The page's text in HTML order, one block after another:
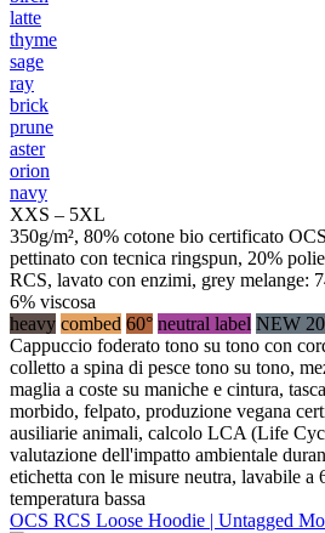
latte
thyme
sage
ray
brick
prune
aster
orion
navy
XXS – 5XL
350g/m², 80% cotone bio certificato
pettinato con tecnica ringspun, 20%
RCS, lavato con enzimi, grey melange:
6% viscosa
heavy combed 60° neutral label NEW
Cappuccio foderato tono su tono con
colletto a spina di pesce tono su tono,
maglia a coste su maniche e cintura,
morbido, felpato, produzione vegana
ausiliarie animali, calcolo LCA (Life
valutazione dell'impatto ambientale
etichetta con le misure neutra, lavabile a
temperatura bassa
OCS RCS Loose Hoodie | Untagged